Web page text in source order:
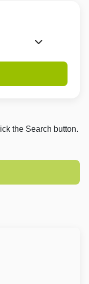
the Search button.